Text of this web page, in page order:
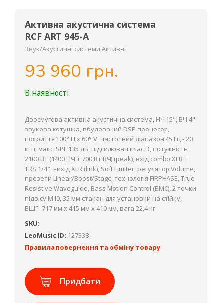
Активна акустична система
RCF ART 945-A
Звук/Акустичні системи Активні
93 960 грн.
В наявності
Двосмугова активна акустична система, НЧ 15", ВЧ 4"
звукова котушка, вбудований DSP процесор,
покриття 100° H x 60° V, частотний діапазон 45 Гц - 20
кГц, макс. SPL 135 дБ, підсилювач клас D, потужність
2100 Вт (1400 НЧ + 700 Вт ВЧ) (peak), вхід combo XLR +
TRS 1/4", вихід XLR (link), Soft Limiter, регулятор Volume,
презети Linear/Boost/Stage, технологія FiRPHASE, True
Resistive Waveguide, Bass Motion Control (BMC), 2 точки
підвісу М10, 35 мм стакан для установки на стійку,
ВШГ- 717 мм x 415 мм x 410 мм, вага 22,4 кг
SKU:
LeoMusic ID: 127338
Правила повернення та обміну товару
Придбати